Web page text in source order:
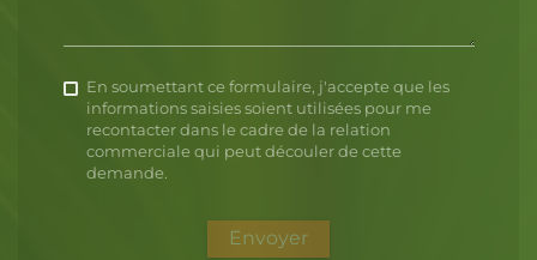
En soumettant ce formulaire, j'accepte que les
informations saisies soient utilisées pour me
recontacter dans le cadre de la relation
commerciale qui peut découler de cette
demande.
Envoyer